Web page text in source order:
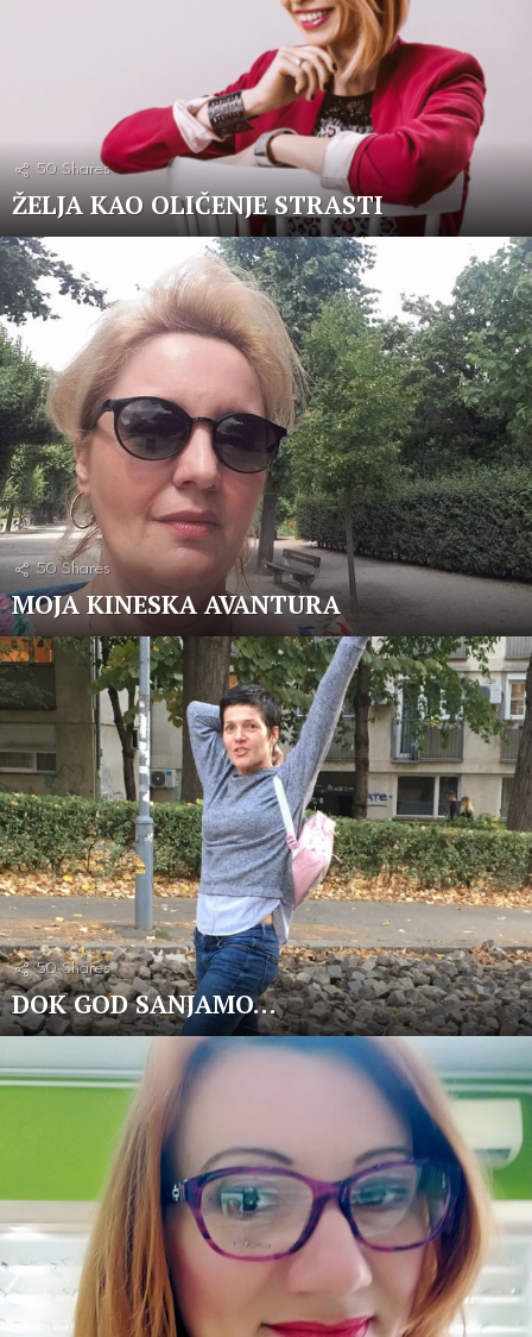
50 Shares
ŽELJA KAO OLIČENJE STRASTI
50 Shares
MOJA KINESKA AVANTURA
50 Shares
DOK GOD SANJAMO…